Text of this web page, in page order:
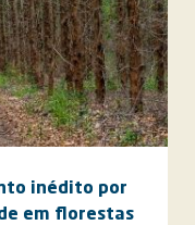
inédito por
em florestas